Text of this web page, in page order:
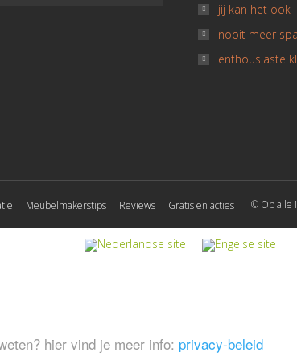
hier vind je meer info: privacy-beleid
jij kan het ook
nooit meer
enthousiaste
Meubelmakerstips Reviews Gratis en acties © Op alle